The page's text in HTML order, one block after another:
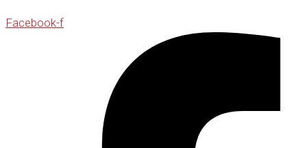
Facebook-f